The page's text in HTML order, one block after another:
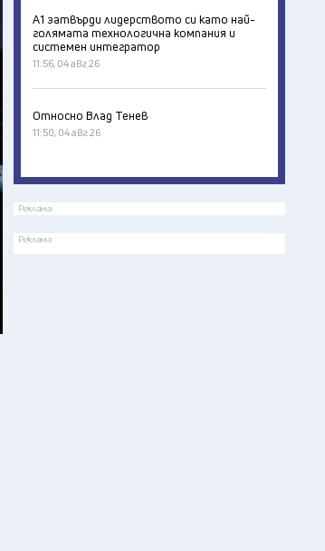
А1 затвърди лидерството си като най-
голямата технологична компания и
системен интегратор
11:56, 04 авг 26
Относно Влад Тенев
11:50, 04 авг 26
Реклама
Реклама